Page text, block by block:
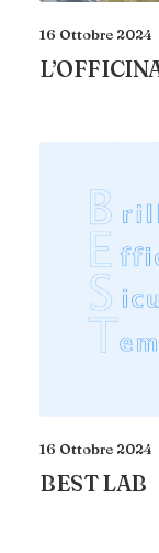
16 Ottobre 2024
16 Ottobre 2024
BEST LAB